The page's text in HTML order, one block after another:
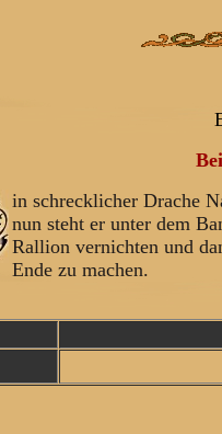
in schrecklicher Drache
nun steht er unter dem
Rallion vernichten und
Ende zu machen.